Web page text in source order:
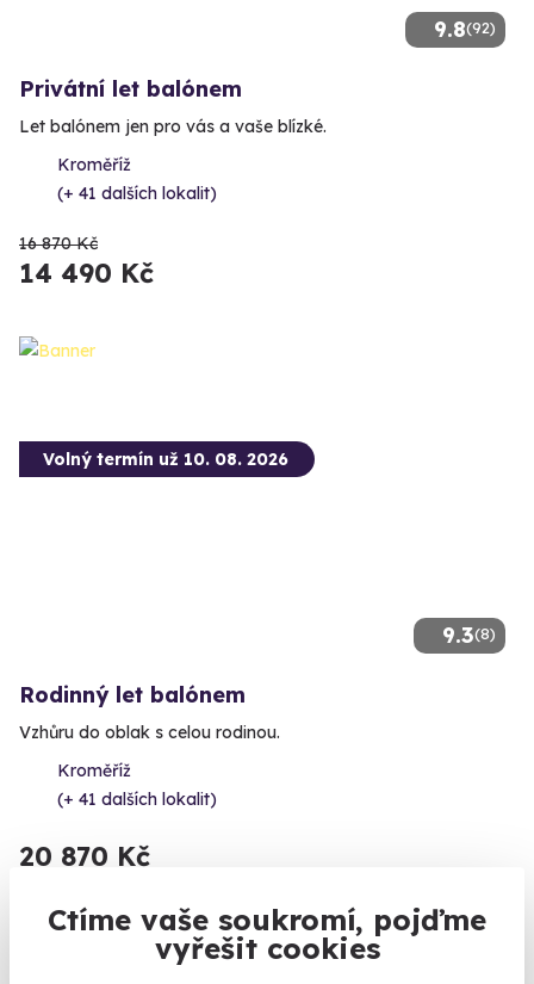
Ctíme vaše soukromí, pojďme
vyřešit cookies
9.8(92)
Privátní let balónem
Let balónem jen pro vás a vaše blízké.
Kroměříž
(+ 41 dalších lokalit)
16 870 Kč
14 490 Kč
9.3(8)
Volný termín už 10. 08. 2026
Rodinný let balónem
Vzhůru do oblak s celou rodinou.
Kroměříž
(+ 41 dalších lokalit)
20 870 Kč